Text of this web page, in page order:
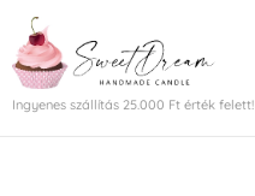
Ingyenes szállítás 25.000 Ft érték felett!